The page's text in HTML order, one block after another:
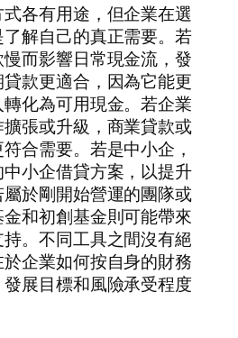
各有用途，但企業在選
解自己的真正需要。若
而影響日常現金流，發
款更適合，因為它能更
化為可用現金。若企業
張或升級，商業貸款或
合需要。若是中小企，
小企借貸方案，以提升
於剛開始營運的團隊或
和初創基金則可能帶來
。不同工具之間沒有絕
企業如何按自身的財務
展目標和風險承受程度